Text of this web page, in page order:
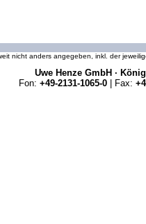
nicht anders angegeben, inkl. der
Uwe Henze GmbH ·
Fon: +49-2131-1065-0 | Fax: